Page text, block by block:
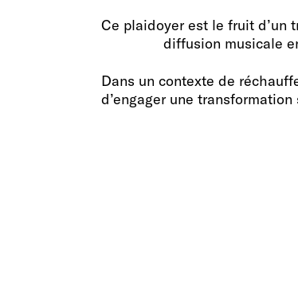
Ce plaidoyer est le fruit d’un
diffusion musicale
Dans un contexte de
d’engager une